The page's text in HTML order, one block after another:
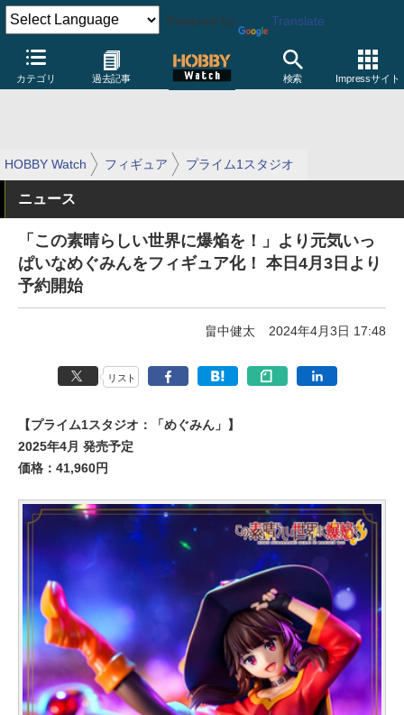
Powered by Translate
カテゴリ 過去記事 検索 Impressサイト
HOBBY Watch フィギュア プライム1スタジオ
ニュース
「この素晴らしい世界に爆焔を！」より元気いっ
ぱいなめぐみんをフィギュア化！ 本日4月3日より
予約開始
畠中健太 2024年4月3日 17:48
リスト
【プライム1スタジオ：「めぐみん」】
2025年4月 発売予定
価格：41,960円